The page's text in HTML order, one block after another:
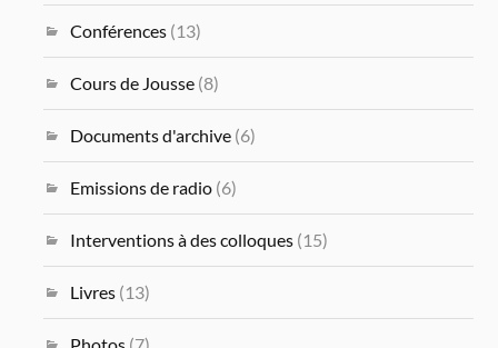
Conférences(13)
Cours de Jousse(8)
Documents d'archive(6)
Emissions de radio(6)
Interventions à des colloques(15)
Livres(13)
Photos (7)